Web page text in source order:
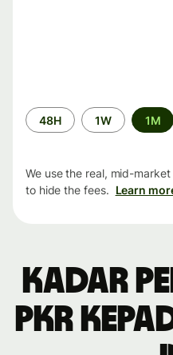
Time
period
48H 1W 1M
We use the real, mid-
to hide the fees. Learn
Kadar
PKR